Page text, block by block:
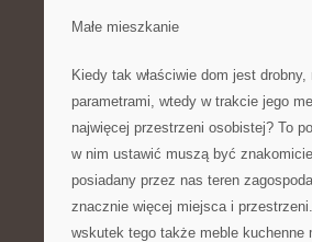
Małe mieszkanie
Kiedy tak właściwie dom jest
parametrami, wtedy w trakcie jego
najwięcej przestrzeni osobistej? To
w nim ustawić muszą być
posiadany przez nas teren
znacznie więcej miejsca i
wskutek tego także meble kuchenne